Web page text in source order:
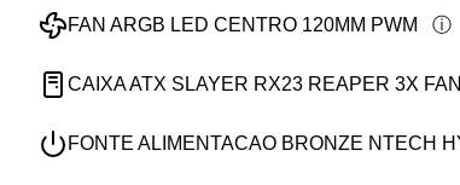
FAN ARGB LED CENTRO 120MM PWM
CAIXA ATX SLAYER RX23 REAPER 3X
FONTE ALIMENTACAO BRONZE NTECH